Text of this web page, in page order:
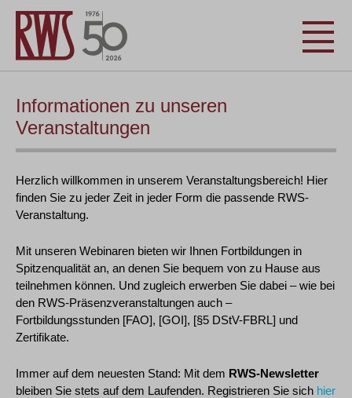
Informationen zu unseren
Veranstaltungen
Herzlich willkommen in unserem Veranstaltungsbereich! Hier
finden Sie zu jeder Zeit in jeder Form die passende RWS-
Veranstaltung.
Mit unseren Webinaren bieten wir Ihnen Fortbildungen in
Spitzenqualität an, an denen Sie bequem von zu Hause aus
teilnehmen können. Und zugleich erwerben Sie dabei – wie bei
den RWS-Präsenzveranstaltungen auch –
Fortbildungsstunden [FAO], [GOI], [§5 DStV-FBRL] und
Zertifikate.
Immer auf dem neuesten Stand: Mit dem RWS-Newsletter
bleiben Sie stets auf dem Laufenden. Registrieren Sie sich hier